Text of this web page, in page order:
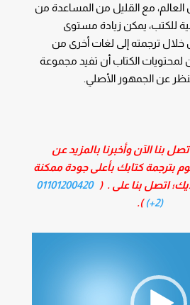
مع القليل من المساعدة من
للكتب، يمكن زيادة مستوى
ترجمته إلى لغات أخرى من
لمحتويات الكتاب أن تفيد مجموعة
عن الجمهور الأصلي.
بنا الآن وأخبرنا بالمزيد عن
كتابك بأعلى جودة ممكنة
اتصل بنا على . (
01101200420
(2+)
).